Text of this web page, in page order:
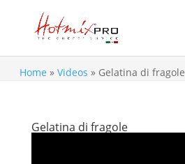
Home » Videos » Gelatina di fragole
Gelatina di fragole